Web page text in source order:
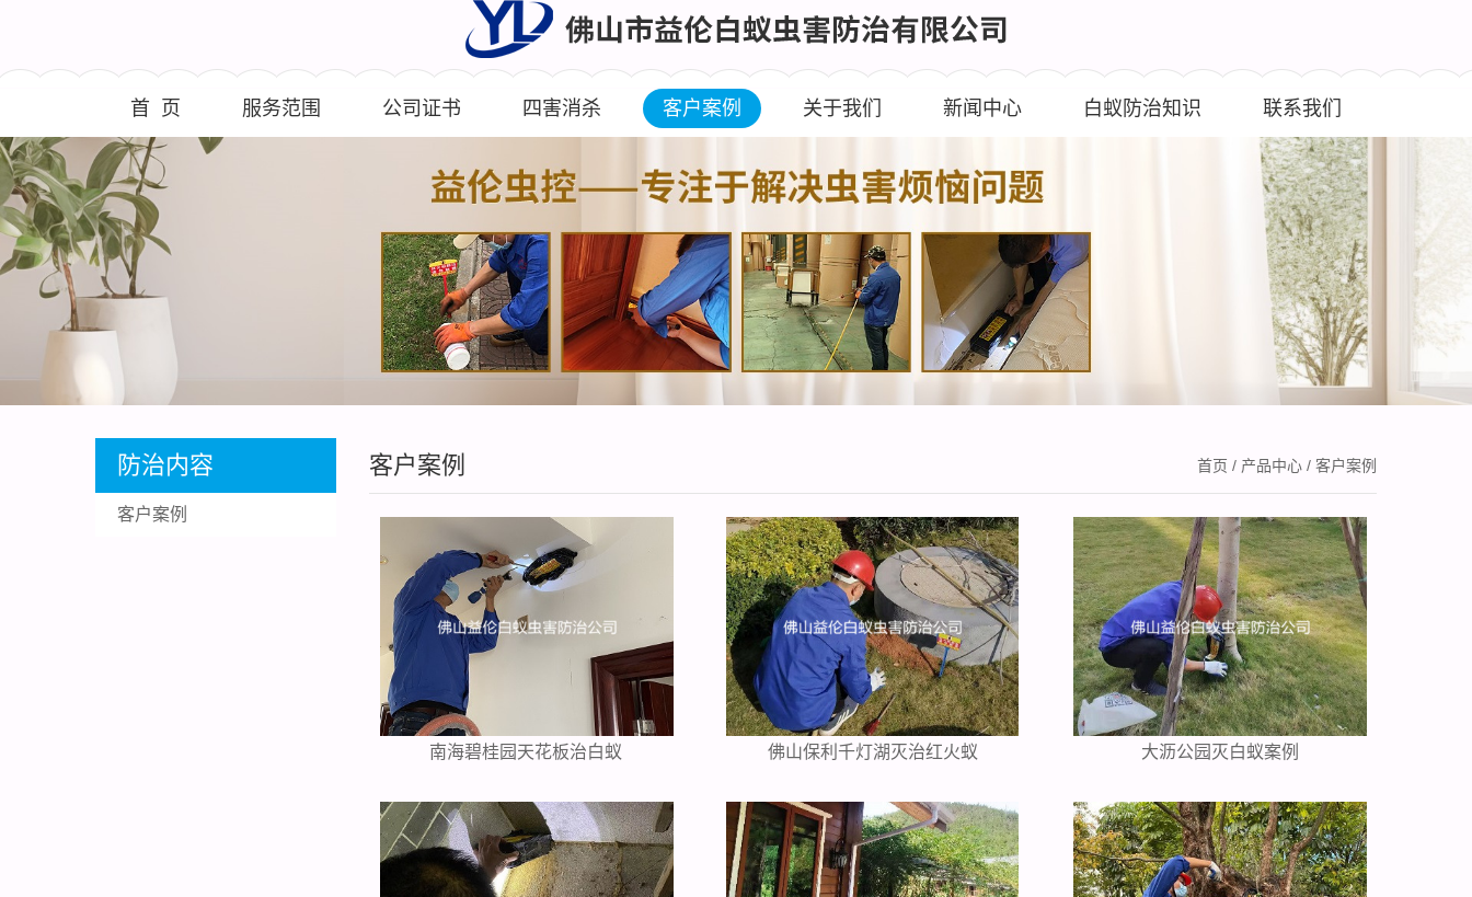
首 页 服务范围 公司证书 四害消杀 客户案例 关于我们 新闻中心 白蚁防治知识 联系我们
防治内容
客户案例
客户案例 首页 / 产品中心 / 客户案例
南海碧桂园天花板治白蚁 佛山保利千灯湖灭治红火蚁 大沥公园灭白蚁案例